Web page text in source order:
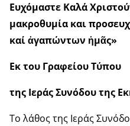
Ευχόμαστε Καλά
μακροθυμία και
καί ἀγαπώντων ἡμᾶς»
Εκ του Γραφείου Τύπου
της Ιεράς Συνόδου της
Το λάθος της Ιεράς